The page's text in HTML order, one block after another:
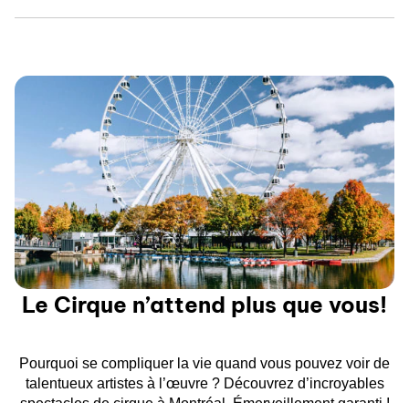
Le Cirque n’attend plus que vous!
Pourquoi se compliquer la vie quand vous pouvez voir de
talentueux artistes à l’œuvre ? Découvrez d’incroyables